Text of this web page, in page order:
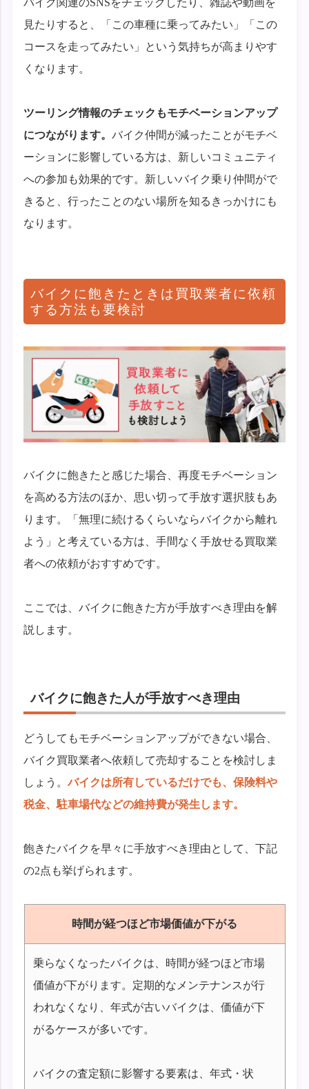
見たりすると、「この車種に乗ってみたい」「この
コースを走ってみたい」という気持ちが高まりやす
くなります。
ツーリング情報のチェックもモチベーションアップ
につながります。バイク仲間が減ったことがモチベ
ーションに影響している方は、新しいコミュニティ
への参加も効果的です。新しいバイク乗り仲間がで
きると、行ったことのない場所を知るきっかけにも
なります。
バイクに飽きたときは買取業者に依頼
する方法も要検討
バイクに飽きたと感じた場合、再度モチベーション
を高める方法のほか、思い切って手放す選択肢もあ
ります。「無理に続けるくらいならバイクから離れ
よう」と考えている方は、手間なく手放せる買取業
者への依頼がおすすめです。
ここでは、バイクに飽きた方が手放すべき理由を解
説します。
バイクに飽きた人が手放すべき理由
どうしてもモチベーションアップができない場合、
バイク買取業者へ依頼して売却することを検討しま
しょう。バイクは所有しているだけでも、保険料や
税金、駐車場代などの維持費が発生します。
飽きたバイクを早々に手放すべき理由として、下記
の2点も挙げられます。
時間が経つほど市場価値が下がる
乗らなくなったバイクは、時間が経つほど市場
価値が下がります。定期的なメンテナンスが行
われなくなり、年式が古いバイクは、価値が下
がるケースが多いです。
バイクの査定額に影響する要素は、年式・状